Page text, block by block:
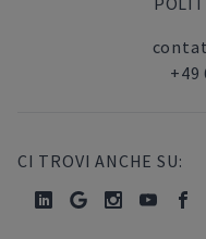
+49
CI TROVI ANCHE SU: